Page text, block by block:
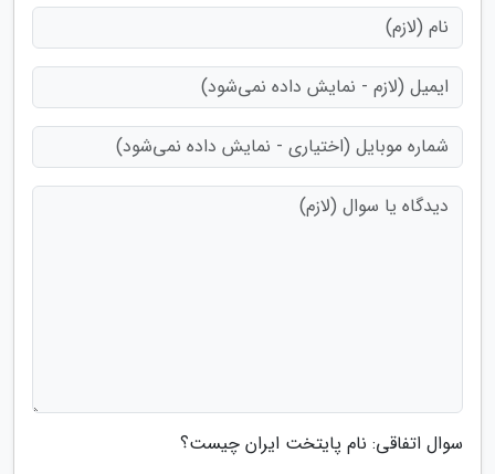
سوال اتفاقی: نام پایتخت ایران چیست؟